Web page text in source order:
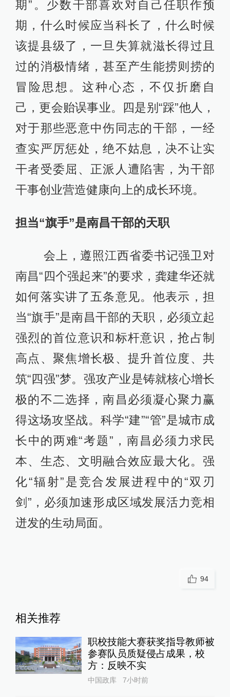
期”。少数干部喜欢对自己任职作预
期，什么时候应当科长了，什么时候
该提县级了，一旦失算就滋长得过且
过的消极情绪，甚至产生能捞则捞的
冒险思想。这种心态，不仅折磨自
己，更会贻误事业。四是别“踩”他人，
对于那些恶意中伤同志的干部，一经
查实严厉惩处，绝不姑息，决不让实
干者受委屈、正派人遭陷害，为干部
干事创业营造健康向上的成长环境。
担当“旗手”是南昌干部的天职
会上，遵照江西省委书记强卫对
南昌“四个强起来”的要求，龚建华还就
如何落实讲了五条意见。他表示，担
当“旗手”是南昌干部的天职，必须立起
强烈的首位意识和标杆意识，抢占制
高点、聚焦增长极、提升首位度、共
筑“四强”梦。强攻产业是铸就核心增长
极的不二选择，南昌必须凝心聚力赢
得这场攻坚战。科学“建”“管”是城市成
长中的两难“考题”，南昌必须力求民
本、生态、文明融合效应最大化。强
化“辐射”是竞合发展进程中的“双刃
剑”，必须加速形成区域发展活力竞相
迸发的生动局面。
94
相关推荐
职校技能大赛获奖指导教师被
参赛队员质疑侵占成果，校
方：反映不实
中国政库 7小时前